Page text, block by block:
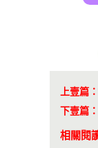
上壹篇：
下壹篇：
相關閱